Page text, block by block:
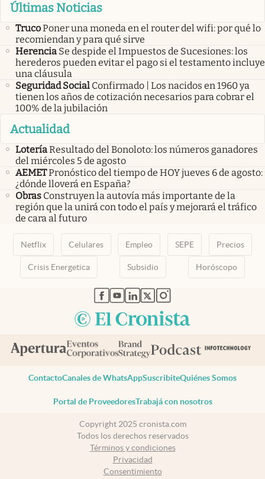
Últimas Noticias
TrucoPoner una moneda en el router del wifi: por qué lo
recomiendan y para qué sirve
Herencia Se despide el Impuestos de Sucesiones: los
herederos pueden evitar el pago si el testamento incluye
una cláusula
Seguridad Social Confirmado | Los nacidos en 1960 ya
tienen los años de cotización necesarios para cobrar el
100% de la jubilación
Actualidad
LoteríaResultado del Bonoloto: los números ganadores
del miércoles 5 de agosto
AEMETPronóstico del tiempo de HOY jueves 6 de agosto:
¿dónde lloverá en España?
Obras Construyen la autovía más importante de la
región que la unirá con todo el país y mejorará el tráfico
de cara al futuro
Netflix Celulares Empleo SEPE Precios
Crisis Energetica Subsidio Horóscopo
abre en nueva pestaña
abre en nueva pestaña
abre en nueva pestaña
abre en nueva pestaña
abre en nueva pestaña
ContactoCanales de WhatsAppSuscribiteQuiénes Somos
Portal de ProveedoresTrabajá con nosotros
Copyright 2025 cronista.com
Todos los derechos reservados
Términos y condiciones
Privacidad
Consentimiento